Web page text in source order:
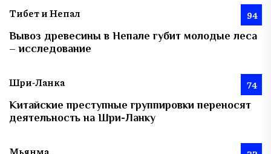
Тибет и Непал 94
Вывоз древесины в Непале губит молодые леса
– исследование
Шри-Ланка 74
Китайские преступные группировки переносят
деятельность на Шри-Ланку
Мьянма